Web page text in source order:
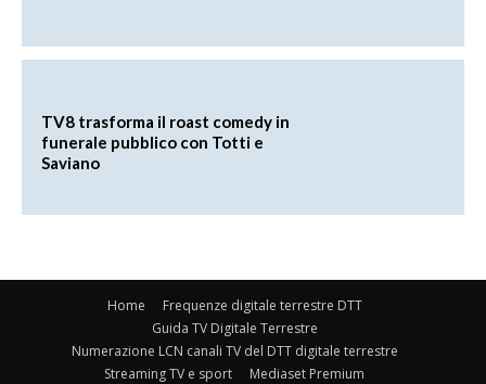
TV8 trasforma il roast comedy in
funerale pubblico con Totti e
Saviano
Home
Frequenze digitale terrestre DTT
Guida TV Digitale Terrestre
Numerazione LCN canali TV del DTT digitale terrestre
Streaming TV e sport
Mediaset Premium